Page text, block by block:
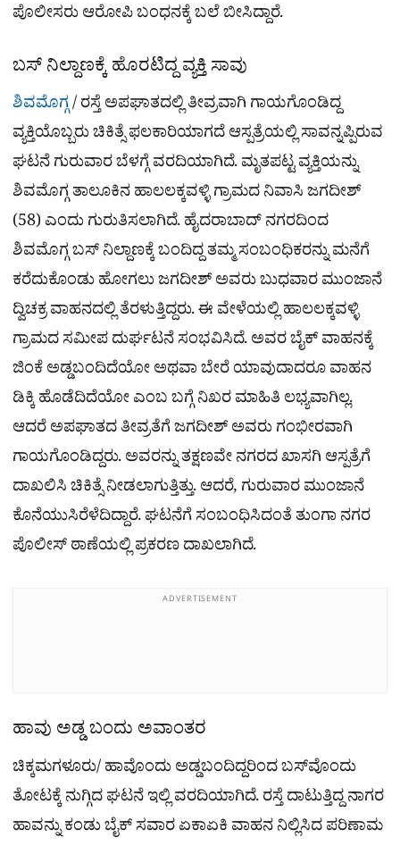
ಪೊಲೀಸರು ಆರೋಪಿ ಬಂಧನಕ್ಕೆ ಬಲೆ ಬೀಸಿದ್ದಾರೆ.
ಬಸ್​ ನಿಲ್ದಾಣಕ್ಕೆ ಹೊರಟಿದ್ದ ವ್ಯಕ್ತಿ ಸಾವು
ಶಿವಮೊಗ್ಗ/ ರಸ್ತೆ ಅಪಘಾತದಲ್ಲಿ ತೀವ್ರವಾಗಿ ಗಾಯಗೊಂಡಿದ್ದ
ವ್ಯಕ್ತಿಯೊಬ್ಬರು ಚಿಕಿತ್ಸೆ ಫಲಕಾರಿಯಾಗದೆ ಆಸ್ಪತ್ರೆಯಲ್ಲಿ ಸಾವನ್ನಪ್ಪಿರುವ
ಘಟನೆ ಗುರುವಾರ ಬೆಳಗ್ಗೆ ವರದಿಯಾಗಿದೆ. ಮೃತಪಟ್ಟ ವ್ಯಕ್ತಿಯನ್ನು
ಶಿವಮೊಗ್ಗ ತಾಲೂಕಿನ ಹಾಲಲಕ್ಕವಳ್ಳಿ ಗ್ರಾಮದ ನಿವಾಸಿ ಜಗದೀಶ್
(58) ಎಂದು ಗುರುತಿಸಲಾಗಿದೆ. ಹೈದರಾಬಾದ್ ನಗರದಿಂದ
ಶಿವಮೊಗ್ಗ ಬಸ್ ನಿಲ್ದಾಣಕ್ಕೆ ಬಂದಿದ್ದ ತಮ್ಮ ಸಂಬಂಧಿಕರನ್ನು ಮನೆಗೆ
ಕರೆದುಕೊಂಡು ಹೋಗಲು ಜಗದೀಶ್ ಅವರು ಬುಧವಾರ ಮುಂಜಾನೆ
ದ್ವಿಚಕ್ರ ವಾಹನದಲ್ಲಿ ತೆರಳುತ್ತಿದ್ದರು. ಈ ವೇಳೆಯಲ್ಲಿ ಹಾಲಲಕ್ಕವಳ್ಳಿ
ಗ್ರಾಮದ ಸಮೀಪ ದುರ್ಘಟನೆ ಸಂಭವಿಸಿದೆ. ಅವರ ಬೈಕ್ ವಾಹನಕ್ಕೆ
ಜಿಂಕೆ ಅಡ್ಡಬಂದಿದೆಯೋ ಅಥವಾ ಬೇರೆ ಯಾವುದಾದರೂ ವಾಹನ
ಡಿಕ್ಕಿ ಹೊಡೆದಿದೆಯೋ ಎಂಬ ಬಗ್ಗೆ ನಿಖರ ಮಾಹಿತಿ ಲಭ್ಯವಾಗಿಲ್ಲ.
ಆದರೆ ಅಪಘಾತದ ತೀವ್ರತೆಗೆ ಜಗದೀಶ್ ಅವರು ಗಂಭೀರವಾಗಿ
ಗಾಯಗೊಂಡಿದ್ದರು. ಅವರನ್ನು ತಕ್ಷಣವೇ ನಗರದ ಖಾಸಗಿ ಆಸ್ಪತ್ರೆಗೆ
ದಾಖಲಿಸಿ ಚಿಕಿತ್ಸೆ ನೀಡಲಾಗುತ್ತಿತ್ತು. ಆದರೆ, ಗುರುವಾರ ಮುಂಜಾನೆ
ಕೊನೆಯುಸಿರೆಳೆದಿದ್ದಾರೆ. ಘಟನೆಗೆ ಸಂಬಂಧಿಸಿದಂತೆ ತುಂಗಾ ನಗರ
ಪೊಲೀಸ್ ಠಾಣೆಯಲ್ಲಿ ಪ್ರಕರಣ ದಾಖಲಾಗಿದೆ.
ADVERTISEMENT
ಹಾವು ಅಡ್ಡ ಬಂದು ಅವಾಂತರ
ಚಿಕ್ಕಮಗಳೂರು/ ಹಾವೊಂದು ಅಡ್ಡಬಂದಿದ್ದರಿಂದ ಬಸ್​ವೊಂದು
ತೋಟಕ್ಕೆ ನುಗ್ಗಿದ ಘಟನೆ ಇಲ್ಲಿ ವರದಿಯಾಗಿದೆ. ರಸ್ತೆ ದಾಟುತ್ತಿದ್ದ ನಾಗರ
ಹಾವನ್ನು ಕಂಡು ಬೈಕ್ ಸವಾರ ಏಕಾಏಕಿ ವಾಹನ ನಿಲ್ಲಿಸಿದ ಪರಿಣಾಮ